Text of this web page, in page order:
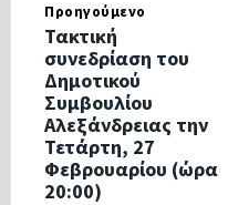
Προηγούμενο
Τακτική
συνεδρίαση του
Δημοτικού
Συμβουλίου
Αλεξάνδρειας την
Τετάρτη, 27
Φεβρουαρίου (ώρα
20:00)